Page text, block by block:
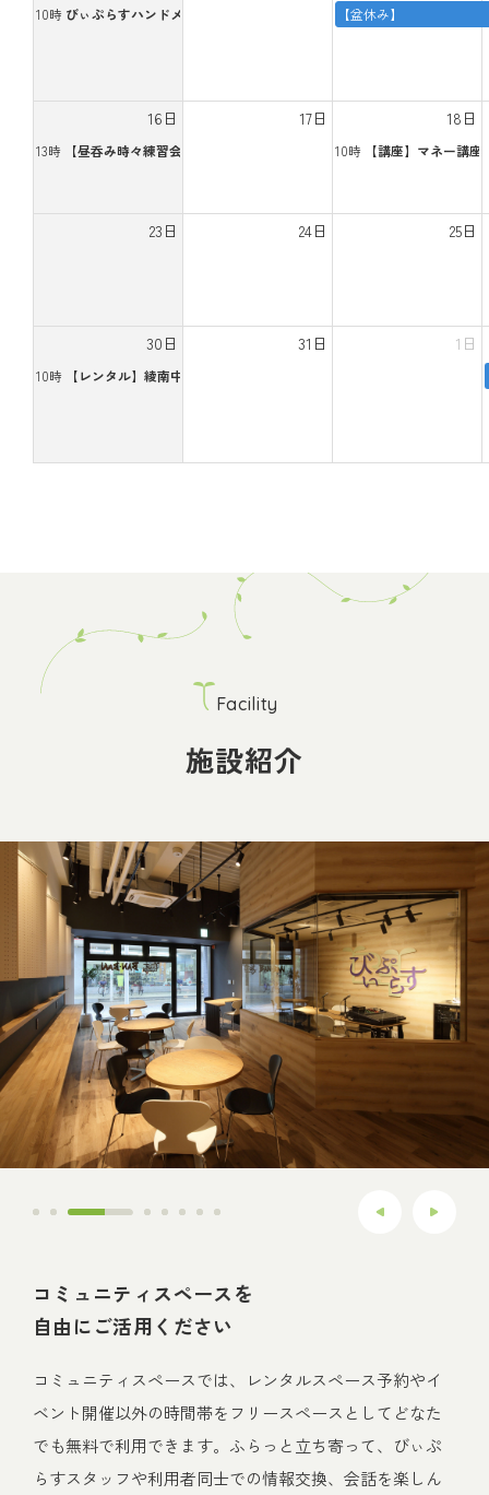
10時 びぃぷらすハンドメイド教室 【盆休み】
16日
13時 【昼呑み時々練習会】水田様
17日 18日
10時 【講座】マネー講座
23日 24日 25日
30日
10時 【レンタル】綾南中学校放送部
31日 1日
Facility
施設紹介
コミュニティスペースを
自由にご活用ください
コミュニティスペースでは、レンタルスペース予約やイ
ベント開催以外の時間帯をフリースペースとしてどなた
でも無料で利用できます。ふらっと立ち寄って、びぃぷ
らすスタッフや利用者同士での情報交換、会話を楽しん